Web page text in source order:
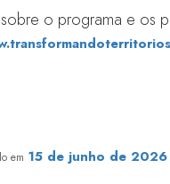
o programa e os
em 15 de junho de 2026